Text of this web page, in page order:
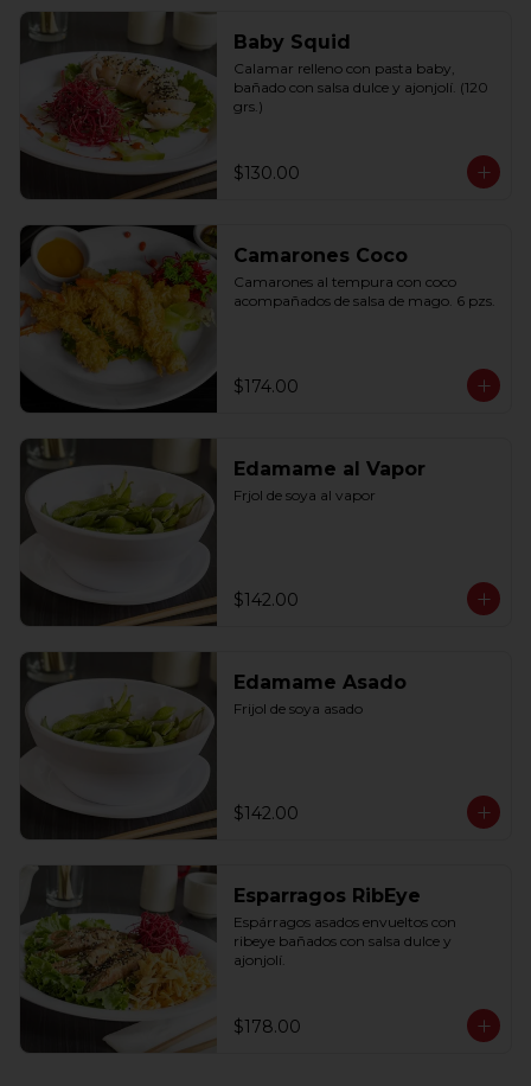
Baby Squid
Calamar relleno con pasta baby,
bañado con salsa dulce y ajonjolí. (120
grs.)
$130.00
Camarones Coco
Camarones al tempura con coco
acompañados de salsa de mago. 6 pzs.
$174.00
Edamame al Vapor
Frjol de soya al vapor
$142.00
Edamame Asado
Frijol de soya asado
$142.00
Esparragos RibEye
Espárragos asados envueltos con
ribeye bañados con salsa dulce y
ajonjolí.
$178.00